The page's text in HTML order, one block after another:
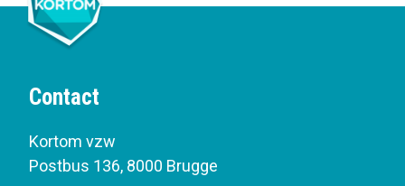
Contact
Kortom vzw
Postbus 136, 8000 Brugge